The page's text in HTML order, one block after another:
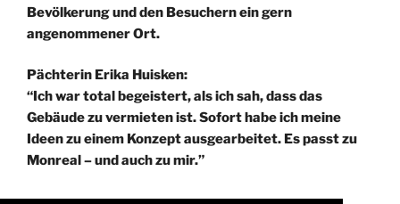
Bevölkerung und den Besuchern ein gern
angenommener Ort.
Pächterin Erika Huisken:
“Ich war total begeistert, als ich sah, dass das
Gebäude zu vermieten ist. Sofort habe ich meine
Ideen zu einem Konzept ausgearbeitet. Es passt zu
Monreal – und auch zu mir.”